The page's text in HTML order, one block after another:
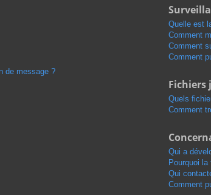
de message ?
Quelle est
Comment
Comment
Comment
Fichiers
Quels
Comment
Qui a
Pourquoi
Qui
Comment